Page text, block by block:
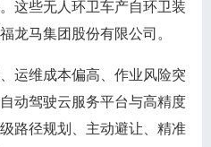
这些无人环卫车产自环卫装
马集团股份有限公司。
维成本偏高、作业风险突
动驾驶云服务平台与高精度
路径规划、主动避让、精准